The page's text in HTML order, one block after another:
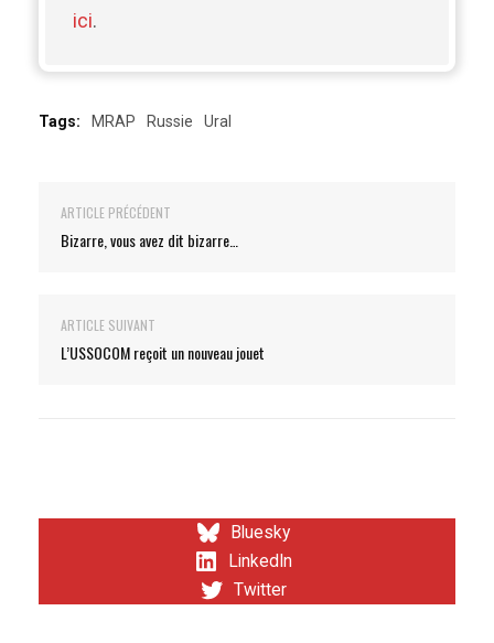
ici.
Tags: MRAP Russie Ural
ARTICLE PRÉCÉDENT
Bizarre, vous avez dit bizarre…
ARTICLE SUIVANT
L’USSOCOM reçoit un nouveau jouet
Bluesky
LinkedIn
Twitter